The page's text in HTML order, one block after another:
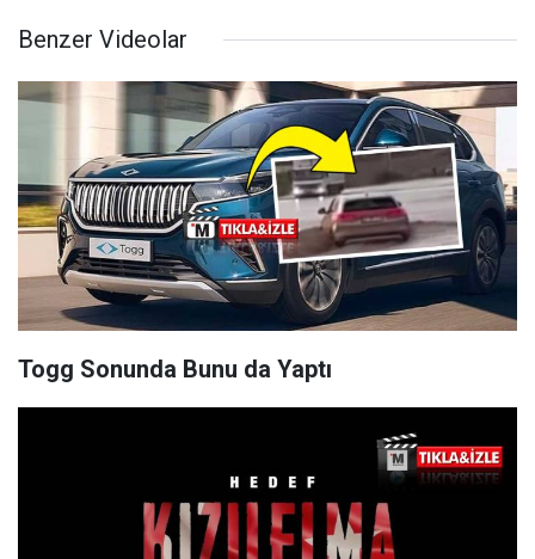
Benzer Videolar
Togg Sonunda Bunu da Yaptı